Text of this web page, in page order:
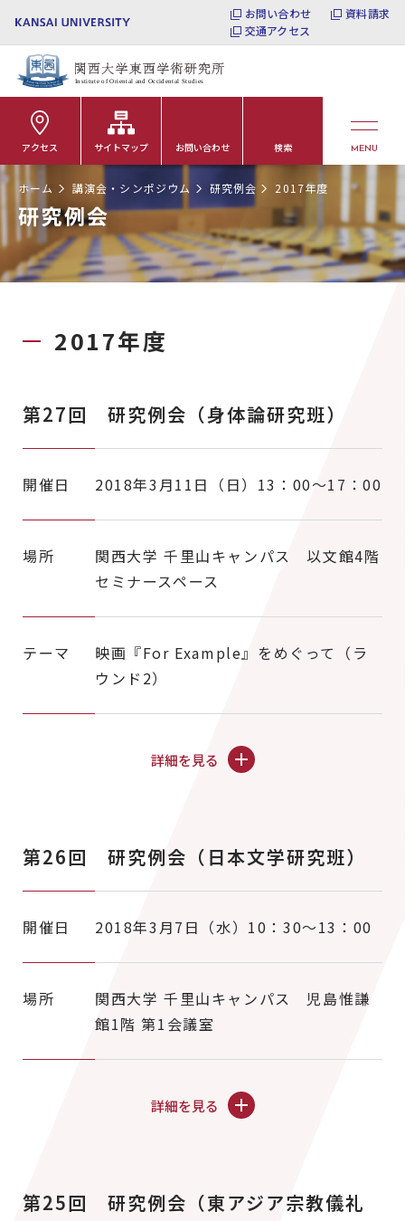
お問い合わせ
資料請求
交通アクセス
MENU
検索
お問い合わせ
サイトマップ
アクセス
ホーム 講演会・シンポジウム 研究例会 2017年度
研究例会
2017年度
第27回 研究例会（身体論研究班）
開催日 2018年3月11日（日）13：00～17：00
場所
関西大学 千里山キャンパス 以文館4階
セミナースペース
テーマ
映画『For Example』をめぐって（ラ
ウンド2）
詳細を見る
第26回 研究例会（日本文学研究班）
開催日 2018年3月7日（水）10：30～13：00
場所
関西大学 千里山キャンパス 児島惟謙
館1階 第1会議室
詳細を見る
第25回 研究例会（東アジア宗教儀礼